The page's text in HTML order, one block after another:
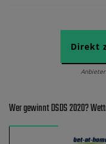
Direkt
Wer gewinnt DSDS 2020?